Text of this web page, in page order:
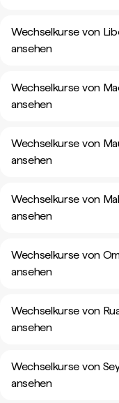
Wechselkurse von
ansehen
Wechselkurse von
ansehen
Wechselkurse von
ansehen
Wechselkurse von
ansehen
Wechselkurse von
ansehen
Wechselkurse von
ansehen
Wechselkurse von
ansehen